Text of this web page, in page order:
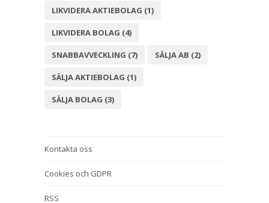
LIKVIDERA AKTIEBOLAG (1)
LIKVIDERA BOLAG (4)
SNABBAVVECKLING (7) SÄLJA AB (2)
SÄLJA AKTIEBOLAG (1)
SÄLJA BOLAG (3)
Kontakta oss
Cookies och GDPR
RSS